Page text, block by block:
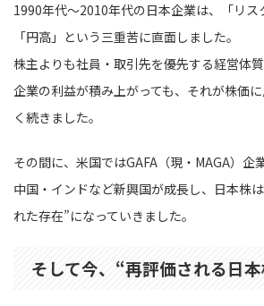
1990年代〜2010年代の日本企業は、「リス
「円高」という三重苦に直面しました。
株主よりも社員・取引先を優先する経営体質
企業の利益が積み上がっても、それが株価
く続きました。
その間に、米国ではGAFA（現・MAGA）企
中国・インドなど新興国が成長し、日本株
れた存在”になっていきました。
そして今、“再評価される日